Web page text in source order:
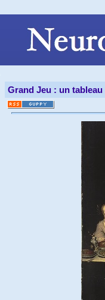
Grand Jeu : un